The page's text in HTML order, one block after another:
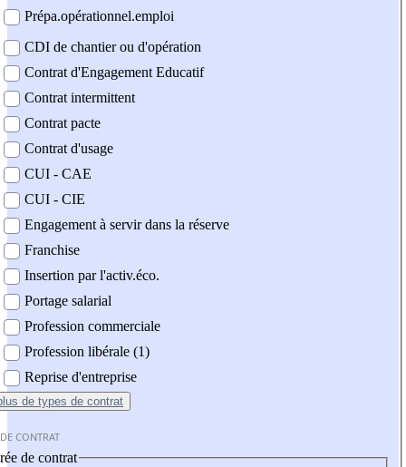
Prépa.opérationnel.emploi
CDI de chantier ou d'opération
Contrat d'Engagement Educatif
Contrat intermittent
Contrat pacte
Contrat d'usage
CUI - CAE
CUI - CIE
Engagement à servir dans la réserve
Franchise
Insertion par l'activ.éco.
Portage salarial
Profession commerciale
Profession libérale (1)
Reprise d'entreprise
de types de contrat
CONTRAT
de contrat